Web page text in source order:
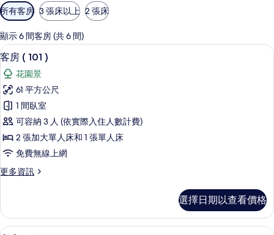
可
用
的
客
房
篩
選
條
件
所有客房 3 張床以上 2 張床
顯示 6 間客房 (共 6 間)
顯
示
客
房
101
)
的
所
片
客房 ( 101 ) | 2 間臥室、羽絨被、免費
7
客房 ( 101 )
花園景
61 平方公尺
1 間臥室
可容納 3 人 (依實際入住人數計費)
2 張加大單人床和 1 張單人床
免費無線上網
更多資訊
更
(
101
選擇日期以查看價格